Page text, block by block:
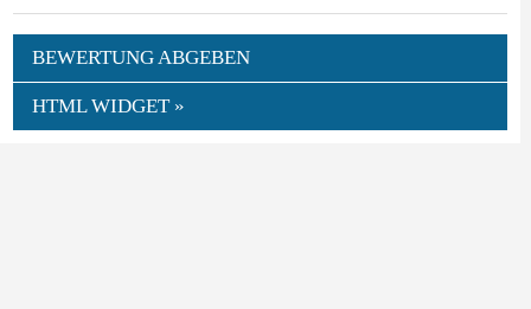
BEWERTUNG ABGEBEN
HTML WIDGET »